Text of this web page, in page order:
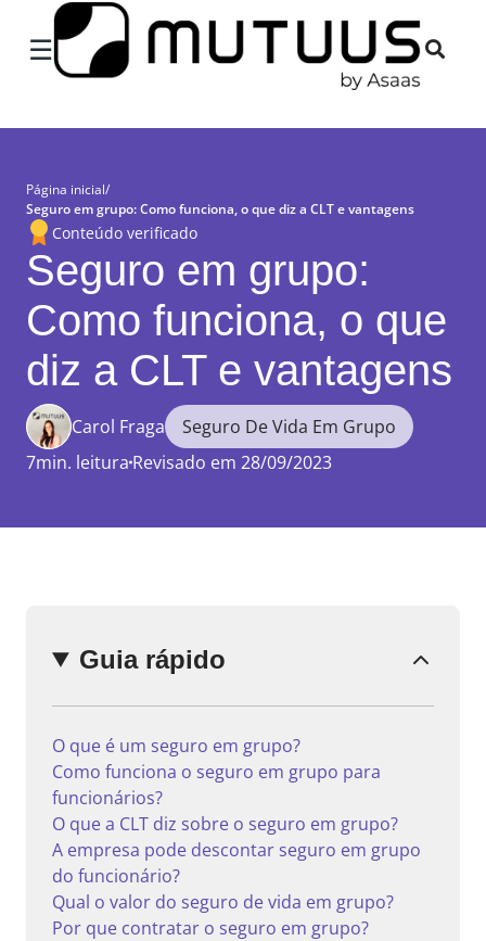
☰
Página inicial/
Seguro em grupo: Como funciona, o que diz a CLT e vantagens
Conteúdo verificado
Seguro em grupo:
Como funciona, o que
diz a CLT e vantagens
Carol Fraga
Seguro De Vida Em Grupo
7min. leitura Revisado em 28/09/2023
Guia rápido
O que é um seguro em grupo?
Como funciona o seguro em grupo para
funcionários?
O que a CLT diz sobre o seguro em grupo?
A empresa pode descontar seguro em grupo
do funcionário?
Qual o valor do seguro de vida em grupo?
Por que contratar o seguro em grupo?